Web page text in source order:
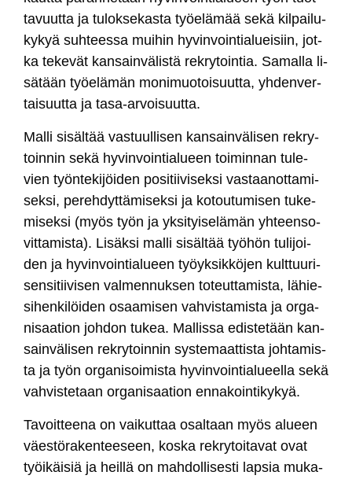
ta­vuut­ta ja tu­lok­se­kas­ta työe­lä­mää se­kä kil­pai­lu­
ky­kyä suh­tees­sa mui­hin hy­vin­voin­tia­luei­siin, jot­
ka te­ke­vät kan­sain­vä­lis­tä rek­ry­toin­tia. Sa­mal­la li­
sä­tään työe­lä­män mo­ni­muo­toi­suut­ta, yh­den­ver­
tai­suut­ta ja ta­sa-ar­voi­suut­ta.
Mal­li si­säl­tää vas­tuul­li­sen kan­sain­vä­li­sen rek­ry­
toin­nin se­kä hy­vin­voin­tia­lueen toi­min­nan tu­le­
vien työn­te­ki­jöi­den po­si­tii­vi­sek­si vas­taa­not­ta­mi­
sek­si, pe­reh­dyt­tä­mi­sek­si ja ko­tou­tu­mi­sen tu­ke­
mi­sek­si (myös työn ja yk­si­tyi­se­lä­män yh­teen­so­
vit­ta­mis­ta). Li­säk­si mal­li si­säl­tää työ­hön tu­li­joi­
den ja hy­vin­voin­tia­lueen työyk­sik­kö­jen kult­tuu­ri­
sen­si­tii­vi­sen val­men­nuk­sen to­teut­ta­mis­ta, lä­hie­
si­hen­ki­löi­den osaa­mi­sen vah­vis­ta­mis­ta ja or­ga­
ni­saa­tion joh­don tu­kea. Mal­lis­sa edis­te­tään kan­
sain­vä­li­sen rek­ry­toin­nin sys­te­maat­tis­ta joh­ta­mis­
ta ja työn or­ga­ni­soi­mis­ta hy­vin­voin­tia­lueel­la se­kä
vah­vis­te­taan or­ga­ni­saa­tion en­na­koin­ti­ky­kyä.
Ta­voit­tee­na on vai­kut­taa osal­taan myös alueen
väes­tö­ra­ken­tee­seen, kos­ka rek­ry­toi­ta­vat ovat
työi­käi­siä ja heil­lä on mah­dol­li­ses­ti lap­sia mu­ka­